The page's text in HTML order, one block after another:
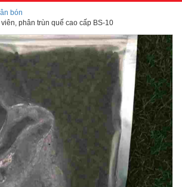
bón
phân trùn quế cao cấp BS-10